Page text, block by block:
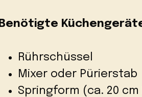
Benötigte
Rührschüssel
Mixer oder Pürierstab
Springform (ca. 20